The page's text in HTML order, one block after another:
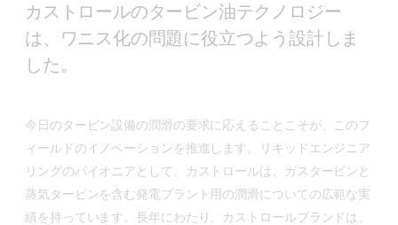
カストロールのタービン油テクノロジー
は、ワニス化の問題に役立つよう設計しま
した。
今日のタービン設備の潤滑の要求に応えることこそが、このフ
ィールドのイノベーションを推進します。リキッドエンジニア
リングのパイオニアとして、カストロールは、ガスタービンと
蒸気タービンを含む発電プラント用の潤滑についての広範な実
績を持っています。長年にわたり、カストロールブランドは、